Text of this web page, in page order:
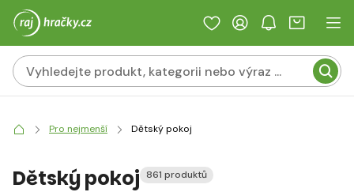
Pro nejmenší Dětský pokoj
Dětský pokoj 861 produktů